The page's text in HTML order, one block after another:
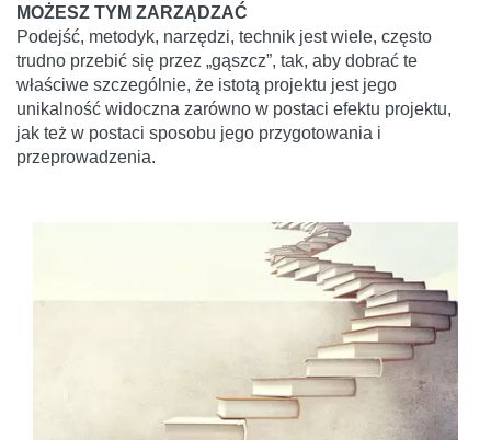
MOŻESZ TYM ZARZĄDZAĆ
Podejść, metodyk, narzędzi, technik jest wiele, często
trudno przebić się przez „gąszcz”, tak, aby dobrać te
właściwe szczególnie, że istotą projektu jest jego
unikalność widoczna zarówno w postaci efektu projektu,
jak też w postaci sposobu jego przygotowania i
przeprowadzenia.